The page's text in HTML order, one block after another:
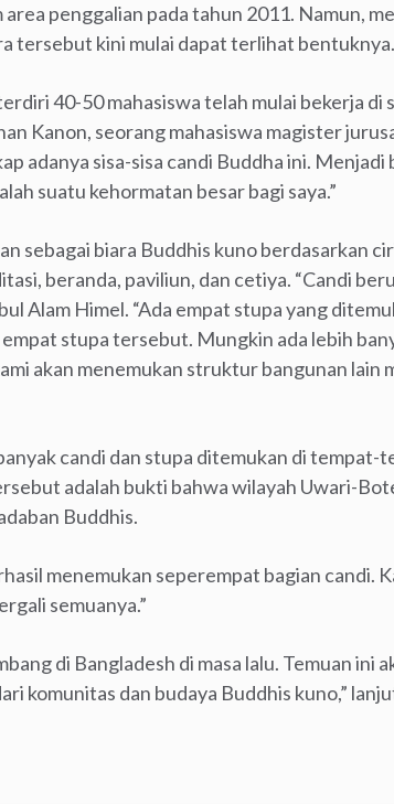
penggalian pada tahun 2011. Namun,
tersebut kini mulai dapat terlihat bentuknya.
40-50 mahasiswa telah mulai bekerja
Kanon, seorang mahasiswa magister
adanya sisa-sisa candi Buddha ini. Menjadi
suatu kehormatan besar bagi saya.”
sebagai biara Buddhis kuno berdasarkan
beranda, paviliun, dan cetiya. “Candi
Alam Himel. “Ada empat stupa yang
stupa tersebut. Mungkin ada lebih
akan menemukan struktur bangunan lain
candi dan stupa ditemukan di tempat-
adalah bukti bahwa wilayah Uwari-
Buddhis.
menemukan seperempat bagian candi.
semuanya.”
di Bangladesh di masa lalu. Temuan ini
komunitas dan budaya Buddhis kuno,”